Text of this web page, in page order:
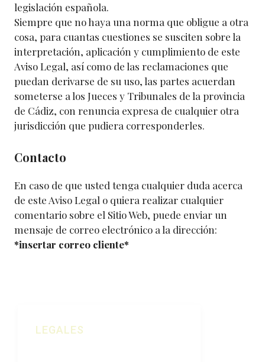
legislación española.
Siempre que no haya una norma que obligue a otra
cosa, para cuantas cuestiones se susciten sobre la
interpretación, aplicación y cumplimiento de este
Aviso Legal, así como de las reclamaciones que
puedan derivarse de su uso, las partes acuerdan
someterse a los Jueces y Tribunales de la provincia
de Cádiz, con renuncia expresa de cualquier otra
jurisdicción que pudiera corresponderles.
Contacto
En caso de que usted tenga cualquier duda acerca
de este Aviso Legal o quiera realizar cualquier
comentario sobre el Sitio Web, puede enviar un
mensaje de correo electrónico a la dirección:
*insertar correo cliente*
LEGALES